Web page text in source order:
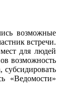
возможные
встречи.
для людей
возможность
«Ведомости»